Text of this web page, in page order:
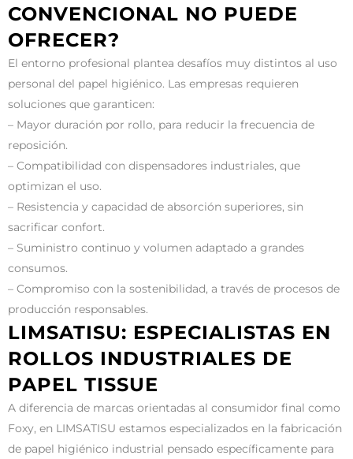
CONVENCIONAL NO PUEDE
OFRECER?
El entorno profesional plantea desafíos muy distintos al uso
personal del papel higiénico. Las empresas requieren
soluciones que garanticen:
– Mayor duración por rollo, para reducir la frecuencia de
reposición.
– Compatibilidad con dispensadores industriales, que
optimizan el uso.
– Resistencia y capacidad de absorción superiores, sin
sacrificar confort.
– Suministro continuo y volumen adaptado a grandes
consumos.
– Compromiso con la sostenibilidad, a través de procesos de
producción responsables.
LIMSATISU: ESPECIALISTAS EN
ROLLOS INDUSTRIALES DE
PAPEL TISSUE
A diferencia de marcas orientadas al consumidor final como
Foxy, en LIMSATISU estamos especializados en la fabricación
de papel higiénico industrial pensado específicamente para